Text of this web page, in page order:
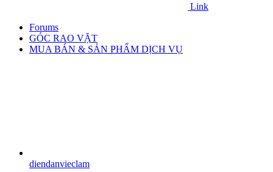
Link
Forums
GÓC RAO VẶT
MUA BÁN & SẢN PHẨM DỊCH VỤ
diendanvieclam